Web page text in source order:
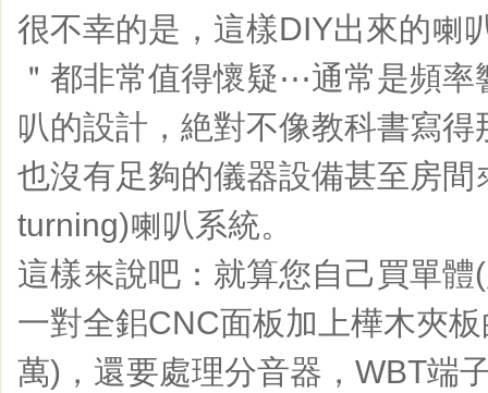
很不幸的是，這樣DIY出來的喇
＂都非常值得懷疑⋯通常是頻
叭的設計，絶對不像教科書寫
也沒有足夠的儀器設備甚至房
turning)喇叭系統。
這樣來說吧：就算您自己買單
一對全鈻CNC面板加上樺木夾
萬)，還要處理分音器，WBT端